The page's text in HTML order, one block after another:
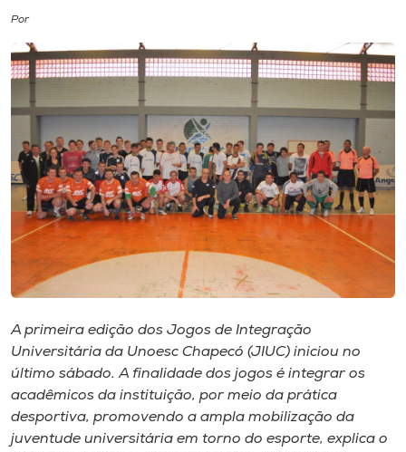
Cultura
CPA
Biblioteca
Editora
Rádio
Museu
Unoesc
Store
Por
A primeira edição dos Jogos de Integração
Universitária da Unoesc Chapecó (JIUC) iniciou no
último sábado. A finalidade dos jogos é integrar os
acadêmicos da instituição, por meio da prática
desportiva, promovendo a ampla mobilização da
juventude universitária em torno do esporte, explica o